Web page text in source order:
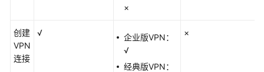
费
说
明
×
创建
VPN
连接
√
企业版VPN：
√
经典版VPN：
×